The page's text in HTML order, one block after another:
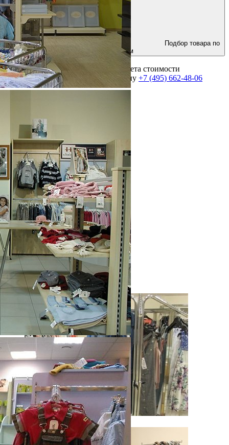
параметрам
Для получения консультации и расчета стоимости
оборудования позвоните по телефону +7 (495) 662-48-06
Выполнено более 2000 проектов!
Посмотреть портфолио
Решения для бизнеса
Посмотреть предложения
Напольные вешала